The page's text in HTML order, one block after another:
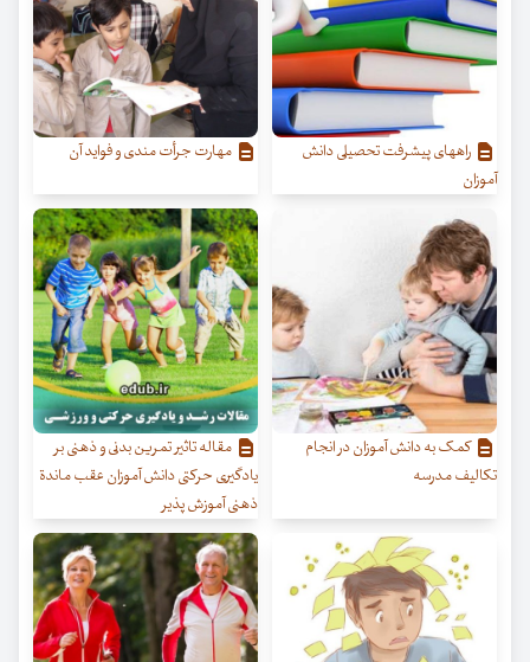
راههای پیشرفت تحصیلی دانش
آموزان
مهارت جرأت مندی و فواید آن
کمک به دانش آموزان در انجام
تکالیف مدرسه
مقاله تاثیر تمرین بدنی و ذهنی بر
یادگیری حرکتی دانش آموزان عقب ماندة
ذهنی آموزش پذیر